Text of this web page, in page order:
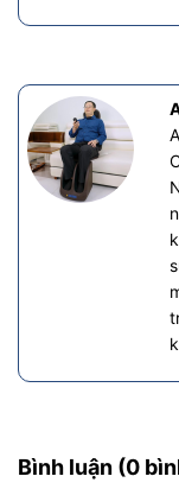
Bình luận (0